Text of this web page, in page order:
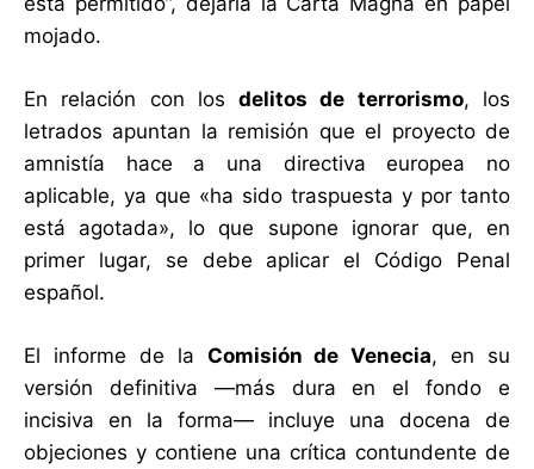
mojado.
En relación con losdelitos de terrorismo, los
letrados apuntan la remisión que el proyecto de
amnistía hace a una directiva europea no
aplicable, ya que «ha sido traspuesta y por tanto
está agotada», lo que supone ignorar que, en
primer lugar, se debe aplicar el Código Penal
español.
El informe de la Comisión de Venecia, en su
versión definitiva —más dura en el fondo e
incisiva en la forma— incluye una docena de
objeciones y contiene una crítica contundente de